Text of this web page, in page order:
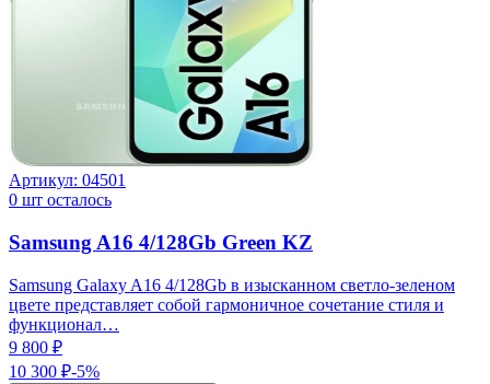
Артикул: 04501
0 шт осталось
Samsung A16 4/128Gb Green KZ
Samsung Galaxy A16 4/128Gb в изысканном светло-зеленом
цвете представляет собой гармоничное сочетание стиля и
функционал…
9 800 ₽
10 300 ₽-5%